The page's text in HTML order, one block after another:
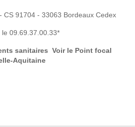
CS 91704 - 33063 Bordeaux Cedex
le 09.69.37.00.33*
sanitaires Voir le Point focal
Aquitaine